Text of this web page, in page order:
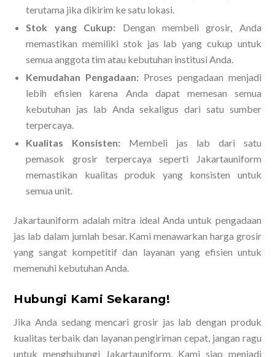
terutama jika dikirim ke satu lokasi.
Stok yang Cukup: Dengan membeli grosir, Anda
memastikan memiliki stok jas lab yang cukup untuk
semua anggota tim atau kebutuhan institusi Anda.
Kemudahan Pengadaan: Proses pengadaan menjadi
lebih efisien karena Anda dapat memesan semua
kebutuhan jas lab Anda sekaligus dari satu sumber
terpercaya.
Kualitas Konsisten: Membeli jas lab dari satu
pemasok grosir terpercaya seperti Jakartauniform
memastikan kualitas produk yang konsisten untuk
semua unit.
Jakartauniform adalah mitra ideal Anda untuk pengadaan
jas lab dalam jumlah besar. Kami menawarkan harga grosir
yang sangat kompetitif dan layanan yang efisien untuk
memenuhi kebutuhan Anda.
Hubungi Kami Sekarang!
Jika Anda sedang mencari grosir jas lab dengan produk
kualitas terbaik dan layanan pengiriman cepat, jangan ragu
untuk menghubungi Jakartauniform. Kami siap menjadi